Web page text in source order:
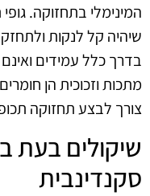
המינימלי בתחזוקה.
שיהיה קל לנקות
בדרך כלל עמידים
מתכות וזכוכית הן
צורך לבצע תחזוקה
שיקולים בעת
סקנדינבית